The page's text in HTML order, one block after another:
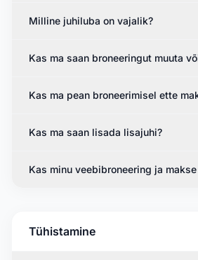
Milline juhiluba on vajalik?
Kas ma saan broneeringut muuta
Kas ma pean broneerimisel ette
Kas ma saan lisada lisajuhi?
Kas minu veebibroneering ja
Tühistamine